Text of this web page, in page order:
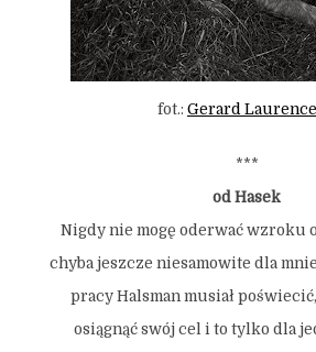
fot.: Gerard
***
od Hasek
Nigdy nie mogę oderwać wzroku
chyba jeszcze niesamowite dla
pracy Halsman musiał
osiągnąć swój cel i to tylko dla